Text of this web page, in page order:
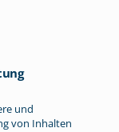
und
von Inhalten